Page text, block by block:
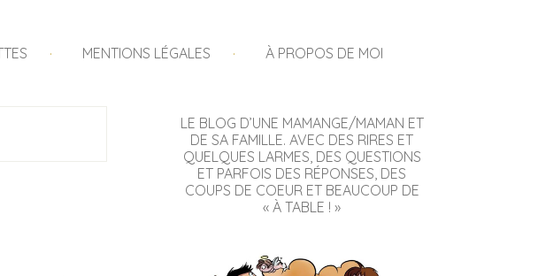
MENTIONS LÉGALES À PROPOS DE MOI
LE BLOG D’UNE MAMANGE/MAMAN ET
DE SA FAMILLE. AVEC DES RIRES ET
QUELQUES LARMES, DES QUESTIONS
ET PARFOIS DES RÉPONSES, DES
COUPS DE COEUR ET BEAUCOUP DE
« À TABLE ! »